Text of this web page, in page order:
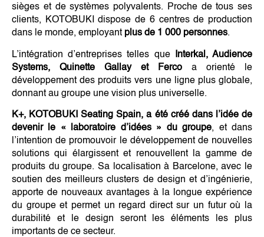
sièges et de systèmes polyvalents. Proche de tous ses
clients, KOTOBUKI dispose de 6 centres de production
dans le monde, employant plus de 1 000 personnes.
L’intégration d’entreprises telles que
Interkal, Audience
Systems, Quinette Gallay et Ferco a orienté le
développement des produits vers une ligne plus globale,
donnant au groupe une vision plus universelle.
K+, KOTOBUKI Seating Spain, a été créé dans l’idée de
devenir le « laboratoire d’idées » du groupe, et dans
l’intention de promouvoir le développement de nouvelles
solutions qui élargissent et renouvellent la gamme de
produits du groupe. Sa localisation à Barcelone, avec le
soutien des meilleurs clusters de design et d’ingénierie,
apporte de nouveaux avantages à la longue expérience
du groupe et permet un regard direct sur un futur où la
durabilité et le design seront les éléments les plus
importants de ce secteur.